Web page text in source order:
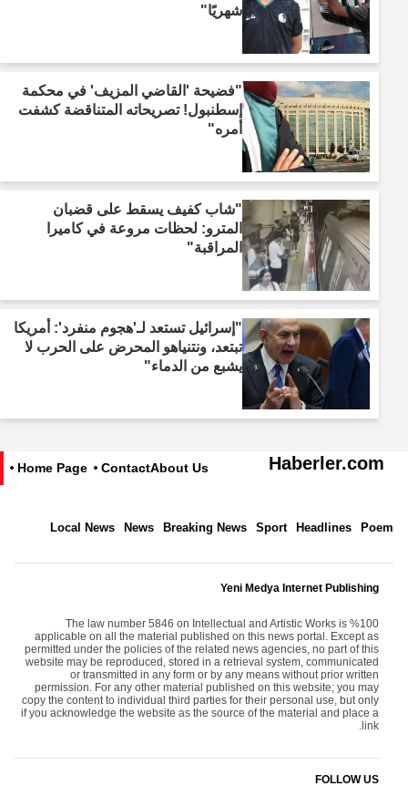
شهريًا"
"فضيحة 'القاضي المزيف' في محكمة
إسطنبول! تصريحاته المتناقضة كشفت
أمره"
"شاب كفيف يسقط على قضبان
المترو: لحظات مروعة في كاميرا
المراقبة"
"إسرائيل تستعد لـ'هجوم منفرد': أمريكا
تبتعد، ونتنياهو المحرض على الحرب لا
يشبع من الدماء"
Haberler.com
About Us
Contact
Home Page
Poem
Headlines
Sport
Breaking News
News
Local News
Yeni Medya Internet Publishing
The law number 5846 on Intellectual and Artistic Works is %100
applicable on all the material published on this news portal. Except as
permitted under the policies of the related news agencies, no part of this
website may be reproduced, stored in a retrieval system, communicated
or transmitted in any form or by any means without prior written
permission. For any other material published on this website; you may
copy the content to individual third parties for their personal use, but only
if you acknowledge the website as the source of the material and place a
link.
FOLLOW US